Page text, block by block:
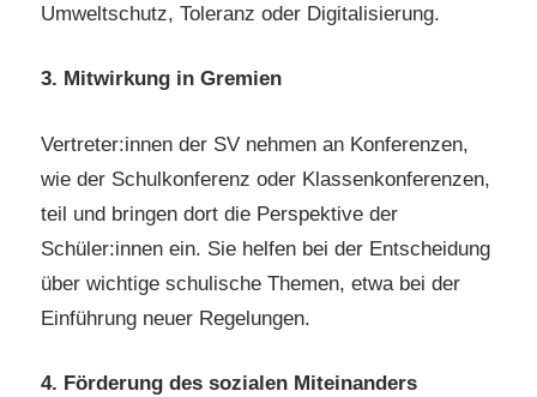
Umweltschutz, Toleranz oder Digitalisierung.
3. Mitwirkung in Gremien
Vertreter:innen der SV nehmen an Konferenzen,
wie der Schulkonferenz oder Klassenkonferenzen,
teil und bringen dort die Perspektive der
Schüler:innen ein. Sie helfen bei der Entscheidung
über wichtige schulische Themen, etwa bei der
Einführung neuer Regelungen.
4. Förderung des sozialen Miteinanders